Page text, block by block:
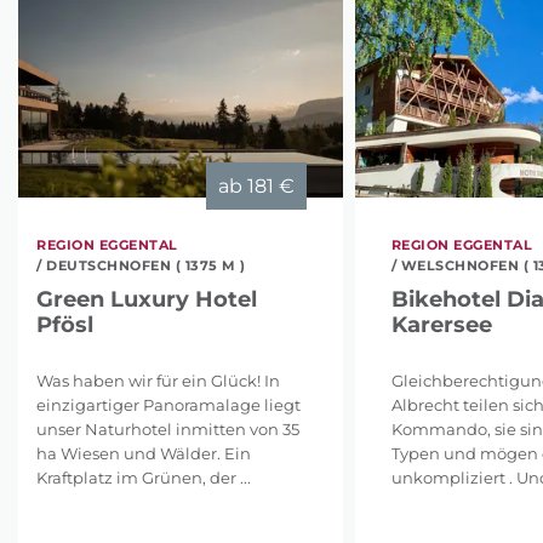
ab 181 €
REGION EGGENTAL
/ DEUTSCHNOFEN ( 1375 M )
Green Luxury Hotel
Pfösl
Was haben wir für ein Glück! In
einzigartiger Panoramalage liegt
unser Naturhotel inmitten von 35
ha Wiesen und Wälder. Ein
Kraftplatz im Grünen, der ...
REGION EGGENTAL
/ WELSCHNOFEN (
Bikehotel
Karersee
Albrecht teilen
Kommando, sie
Typen und mögen
unkompliziert .